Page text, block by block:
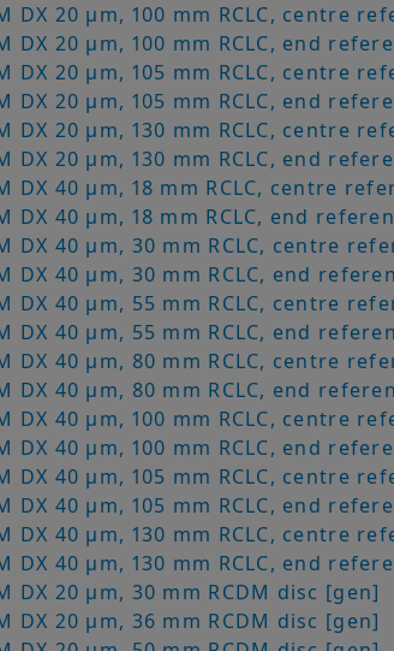
DX 20 µm, 100 mm RCLC, centre
DX 20 µm, 100 mm RCLC, end
DX 20 µm, 105 mm RCLC, centre
DX 20 µm, 105 mm RCLC, end
DX 20 µm, 130 mm RCLC, centre
DX 20 µm, 130 mm RCLC, end
DX 40 µm, 18 mm RCLC, centre
DX 40 µm, 18 mm RCLC, end
DX 40 µm, 30 mm RCLC, centre
DX 40 µm, 30 mm RCLC, end
DX 40 µm, 55 mm RCLC, centre
DX 40 µm, 55 mm RCLC, end
DX 40 µm, 80 mm RCLC, centre
DX 40 µm, 80 mm RCLC, end
DX 40 µm, 100 mm RCLC, centre
DX 40 µm, 100 mm RCLC, end
DX 40 µm, 105 mm RCLC, centre
DX 40 µm, 105 mm RCLC, end
DX 40 µm, 130 mm RCLC, centre
DX 40 µm, 130 mm RCLC, end
DX 20 µm, 30 mm RCDM disc [gen]
DX 20 µm, 36 mm RCDM disc [gen]